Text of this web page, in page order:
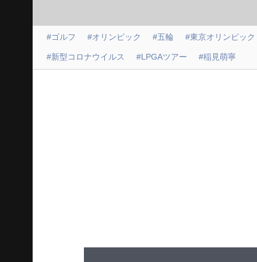
#ゴルフ #オリンピック #五輪 #東京オリンピック
#新型コロナウイルス #LPGAツアー #稲見萌寧